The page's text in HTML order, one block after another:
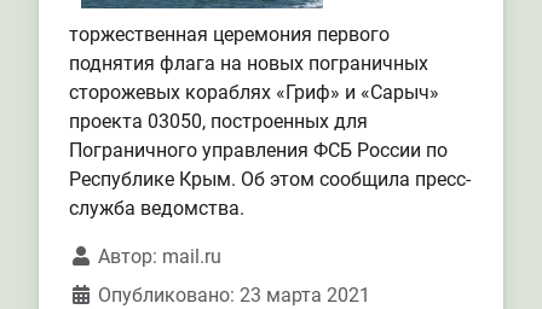
торжественная церемония первого
поднятия флага на новых пограничных
сторожевых кораблях «Гриф» и «Сарыч»
проекта 03050, построенных для
Пограничного управления ФСБ России по
Республике Крым. Об этом сообщила пресс-
служба ведомства.
Автор: mail.ru
Опубликовано: 23 марта 2021